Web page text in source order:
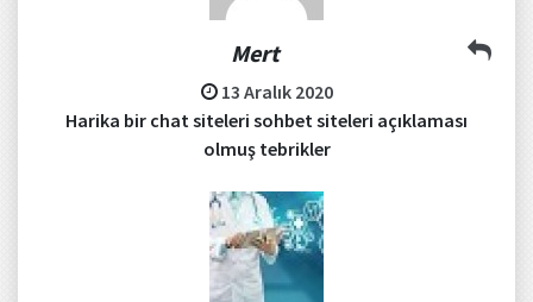
Mert
13 Aralık 2020
Harika bir chat siteleri sohbet siteleri açıklaması
olmuş tebrikler